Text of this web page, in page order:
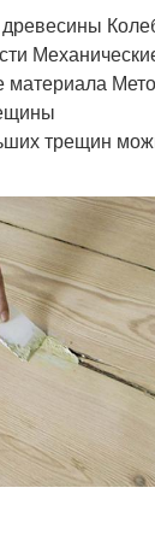
материала
трещин